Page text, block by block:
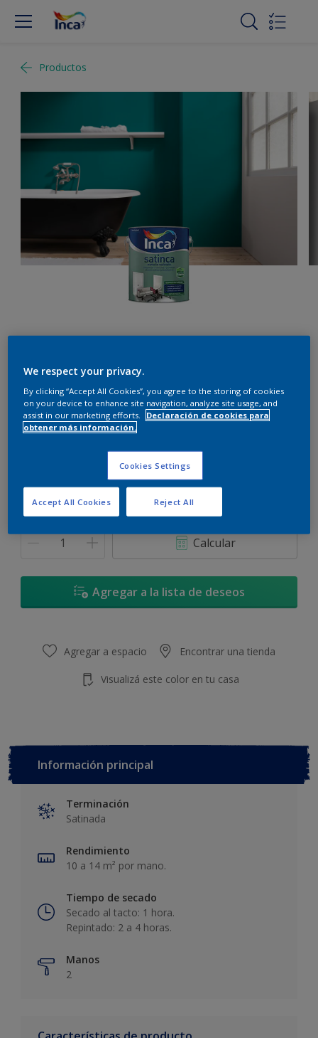
Productos
Rialto - 10BG 22/275
Cambiar de color
Cantidad Calculadora de pintura
Calcular
Agregar a la lista de deseos
Agregar a espacio Encontrar una tienda
Visualizá este color en tu casa
Información principal
Terminación
Satinada
Rendimiento
10 a 14 m² por mano.
Tiempo de secado
Secado al tacto: 1 hora.
Repintado: 2 a 4 horas.
Manos
2
We respect your privacy.
By clicking “Accept All Cookies”, you agree to the storing of cookies
on your device to enhance site navigation, analyze site usage, and
assist in our marketing efforts.
Declaración de cookies para
obtener más información.
Cookies Settings
Reject All
Accept All Cookies